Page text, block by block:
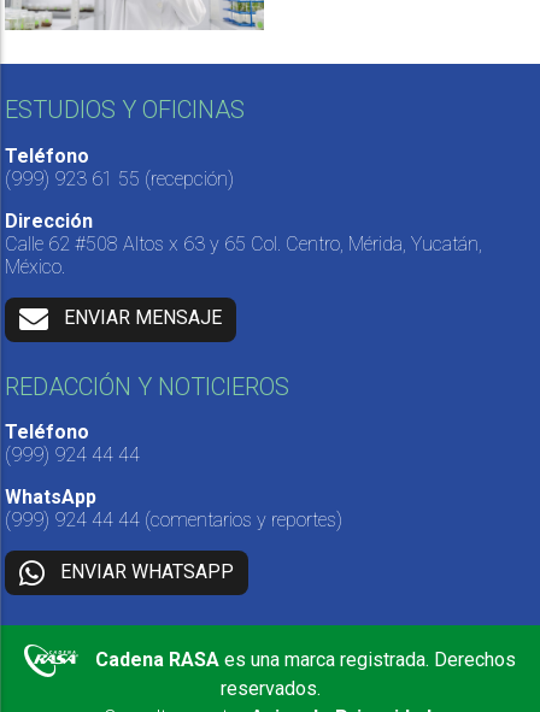
ESTUDIOS Y OFICINAS
Teléfono
(999) 923 61 55 (recepción)
Dirección
Calle 62 #508 Altos x 63 y 65 Col. Centro, Mérida, Yucatán,
México.
ENVIAR MENSAJE
REDACCIÓN Y NOTICIEROS
Teléfono
(999) 924 44 44
WhatsApp
(999) 924 44 44 (comentarios y reportes)
ENVIAR WHATSAPP
Cadena RASA es una marca registrada. Derechos
reservados.